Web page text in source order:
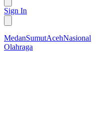
Sign In
MedanSumutAcehNasional
Olahraga